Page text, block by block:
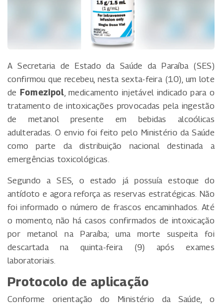
A Secretaria de Estado da Saúde da Paraíba (SES)
confirmou que recebeu, nesta sexta-feira (10), um lote
de Fomezipol, medicamento injetável indicado para o
tratamento de intoxicações provocadas pela ingestão
de metanol presente em bebidas alcoólicas
adulteradas. O envio foi feito pelo Ministério da Saúde
como parte da distribuição nacional destinada a
emergências toxicológicas.
Segundo a SES, o estado já possuía estoque do
antídoto e agora reforça as reservas estratégicas. Não
foi informado o número de frascos encaminhados. Até
o momento, não há casos confirmados de intoxicação
por metanol na Paraíba; uma morte suspeita foi
descartada na quinta-feira (9) após exames
laboratoriais.
Protocolo de aplicação
Conforme orientação do Ministério da Saúde, o